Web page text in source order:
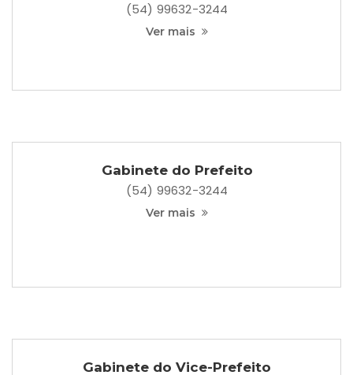
(54) 99632-3244
Ver mais
Gabinete do Prefeito
(54) 99632-3244
Ver mais
Gabinete do Vice-Prefeito